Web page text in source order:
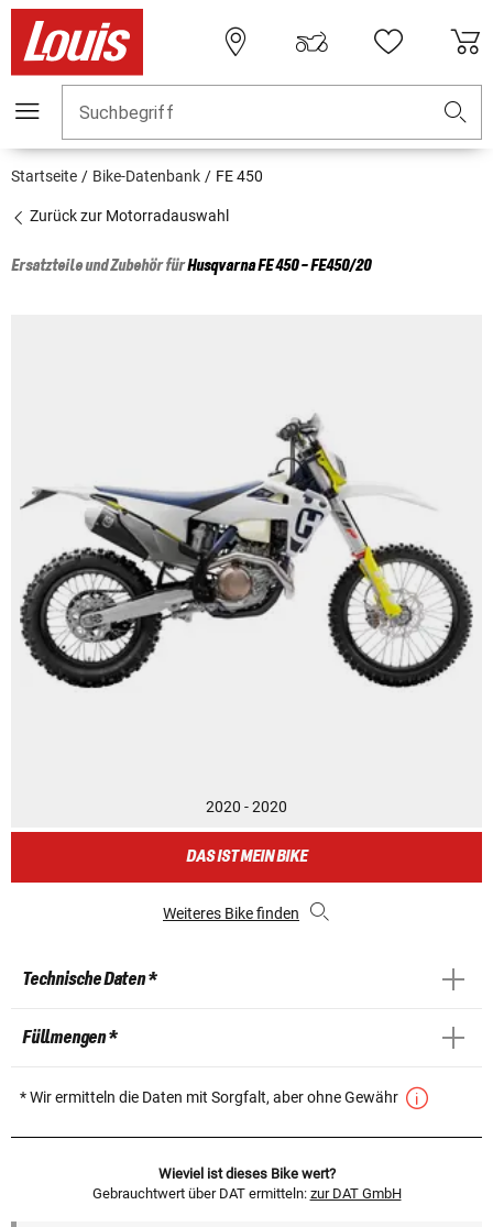
Suchbegriff
Startseite Bike-Datenbank FE 450
Zurück zur Motorradauswahl
Ersatzteile und Zubehör fürHusqvarnaFE 450 - FE450/20
2020 - 2020
DAS IST MEIN BIKE
Weiteres Bike finden
Technische Daten *
Füllmengen *
* Wir ermitteln die Daten mit Sorgfalt, aber ohne Gewähr
Wieviel ist dieses Bike wert?
Gebrauchtwert über DAT ermitteln: zur DAT GmbH